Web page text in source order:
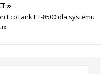
»
EcoTank ET-8500 dla systemu